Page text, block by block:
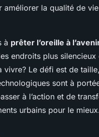
améliorer la qualité de
à prêter l’oreille à
endroits plus silencieux
vivre? Le défi est de
sont à
à l’action et de
urbains pour le